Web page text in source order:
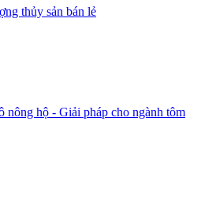
thủy sản bán lẻ
hộ - Giải pháp cho ngành tôm